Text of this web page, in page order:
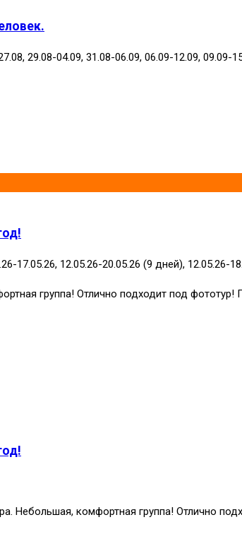
29.08-04.09, 31.08-06.09, 06.09-12.09, 09.09-
17.05.26, 12.05.26-20.05.26 (9 дней), 12.05.26-
группа! Отлично подходит под фототур!
Небольшая, комфортная группа! Отлично